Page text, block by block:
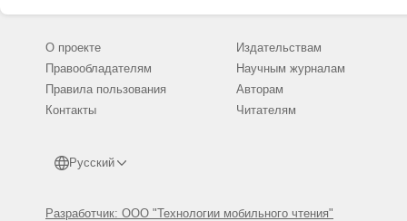
О проекте
Правообладателям
Правила пользования
Контакты
Русский
Разработчик: ООО "Технологии мобильного чтения"
Издательствам
Научным журналам
Авторам
Читателям